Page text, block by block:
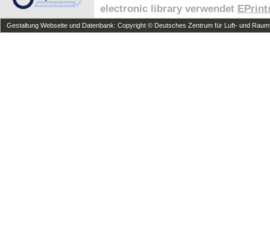
electronic library verwendet
Gestaltung Webseite und Datenbank: Copyright © Deutsches Zentrum für Luft- und